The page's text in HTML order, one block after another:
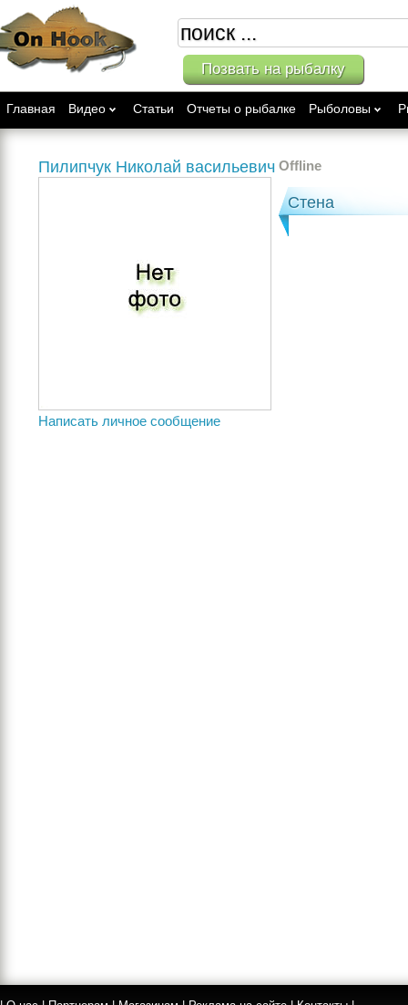
Позвать на рыбалку
Главная Видео Статьи Отчеты о рыбалке Рыболовы
Пилипчук Николай васильевич
Написать личное сообщение
Offline
Стена